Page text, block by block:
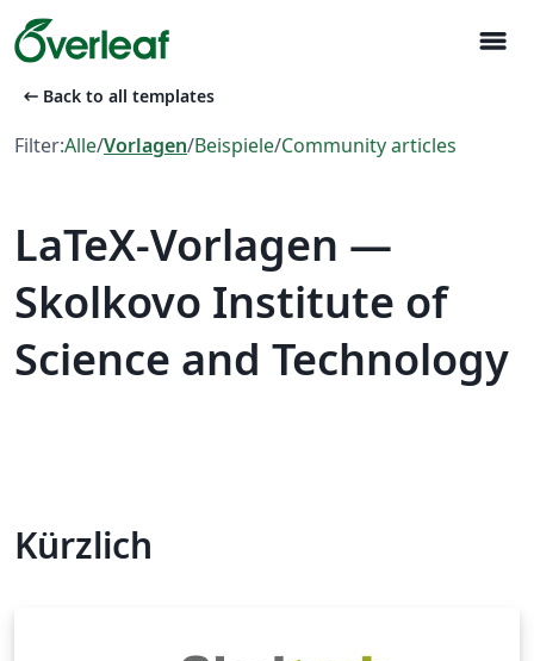
menu
arrow_left_alt Back to all templates
Filter:Alle/Vorlagen/Beispiele/Community articles
LaTeX-Vorlagen —
Skolkovo Institute of
Science and Technology
Kürzlich